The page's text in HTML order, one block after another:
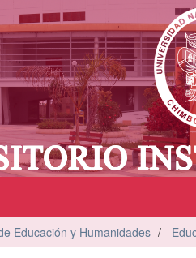
Educación y Humanidades